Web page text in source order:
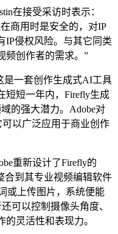
在接受采访时表示：
商用时是安全的，对IP
IP侵权风险。与其它同类
频创作者的需求。”
一套创作生成式AI工具
短短一年内，Firefly生成
的强大潜力。Adobe对
以广泛应用于商业创作
重新设计了Firefly的
合到其专业视频编辑软件
或上传图片，系统便能
可以控制摄像头角度、
灵活性和表现力。